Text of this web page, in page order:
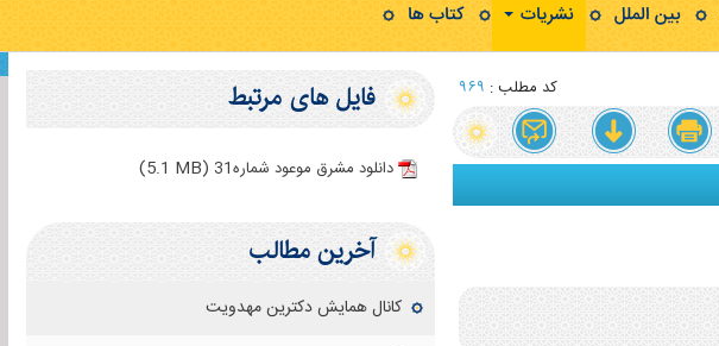
بین الملل نشریات کتاب ها
کد مطلب : ۹۶۹
فایل های مرتبط
دانلود مشرق موعود شماره31 (5.1 MB)
آخرین مطالب
کانال همایش دکترین مهدویت